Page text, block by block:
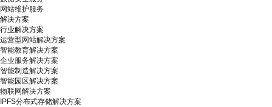
网站维护服务
解决方案
行业解决方案
运营型网站解决方案
智能教育解决方案
企业服务解决方案
智能制造解决方案
智能园区解决方案
物联网解决方案
IPFS分布式存储解决方案